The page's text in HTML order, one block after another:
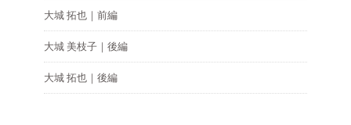
大城 拓也｜前編
大城 美枝子｜後編
大城 拓也｜後編